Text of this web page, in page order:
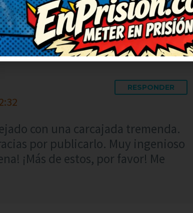
reír juntos.
RESPONDER
con una carcajada tremenda.
por publicarlo. Muy ingenioso
¡Más de estos, por favor! Me